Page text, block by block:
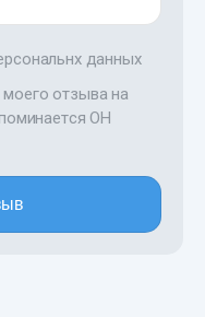
данных
отзыва на
ОН